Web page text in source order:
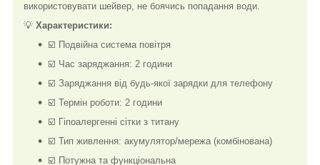
використовувати шейвер, не боячись попадання води.
💡 Характеристики:
☑️ Подвійна система повітря
☑️ Час заряджання: 2 години
☑️ Заряджання від будь-якої зарядки для телефону
☑️ Термін роботи: 2 години
☑️ Гіпоалергенні сітки з титану
☑️ Тип живлення: акумулятор/мережа (комбінована)
☑️ Потужна та функціональна